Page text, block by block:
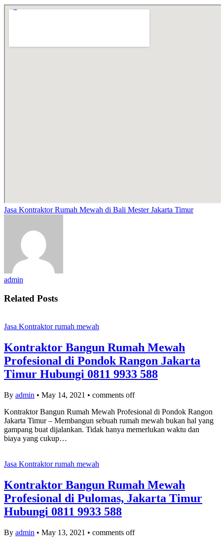
Jasa Kontraktor Rumah Mewah di Bali Mester Jakarta Timur
admin
Related Posts
Jasa Kontraktor rumah mewah
Kontraktor Bangun Rumah Mewah
Profesional di Pondok Rangon Jakarta
Timur Hubungi 0811 9933 588
By admin • May 14, 2021 • comments off
Kontraktor Bangun Rumah Mewah Profesional di Pondok Rangon
Jakarta Timur – Membangun sebuah rumah mewah bukan hal yang
gampang buat dijalankan. Tidak hanya memerlukan waktu dan
biaya yang cukup…
Jasa Kontraktor rumah mewah
Kontraktor Bangun Rumah Mewah
Profesional di Pulomas, Jakarta Timur
Hubungi 0811 9933 588
By admin • May 13, 2021 • comments off